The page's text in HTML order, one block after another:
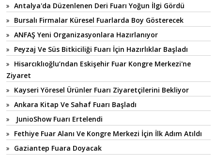
Antalya'da Düzenlenen Deri Fuarı Yoğun İlgi Gördü
Bursalı Firmalar Küresel Fuarlarda Boy Gösterecek
ANFAŞ Yeni Organizasyonlara Hazırlanıyor
Peyzaj Ve Süs Bitkiciliği Fuarı İçin Hazırlıklar Başladı
Hisarcıklıoğlu’ndan Eskişehir Fuar Kongre Merkezi'ne
Ziyaret
Kayseri Yöresel Ürünler Fuarı Ziyaretçilerini Bekliyor
Ankara Kitap Ve Sahaf Fuarı Başladı
JunioShow Fuarı Ertelendi
Fethiye Fuar Alanı Ve Kongre Merkezi İçin İlk Adım Atıldı
Gaziantep Fuara Doyacak